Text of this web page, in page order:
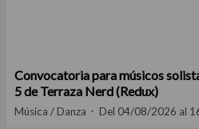
Convocatoria para músicos
5 de Terraza Nerd (Redux)
Música / Danza Del 04/08/2026 al